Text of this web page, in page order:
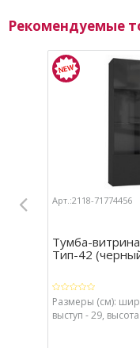
Рекомендуемые
Арт.:2118-71774456
Тумба-
Тип-42
Размеры (см):
выступ - 29,